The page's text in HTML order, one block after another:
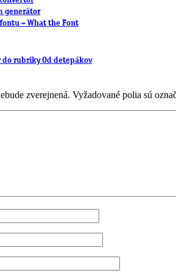
generátor
fontu – What the Font
do rubriky Od detepákov
zverejnená. Vyžadované polia sú